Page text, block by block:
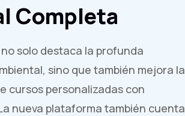
Completa
solo destaca la profunda
sino que también mejora la
cursos personalizadas con
nueva plataforma también cuenta